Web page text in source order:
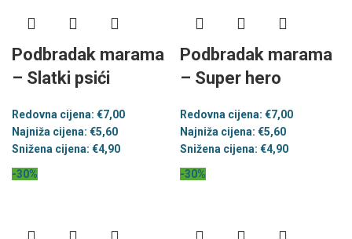
Podbradak marama
– Slatki psići
Redovna cijena: €7,00
Najniža cijena: €5,60
Snižena cijena: €4,90
Podbradak marama
– Super hero
Redovna cijena: €7,00
Najniža cijena: €5,60
Snižena cijena: €4,90
-30%
-30%